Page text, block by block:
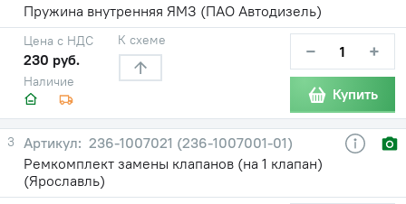
Пружина внутренняя ЯМЗ (ПАО Автодизель)
Наличие
Цена с НДС
230 руб.
К схеме − +
Купить
3
236-1007021 (236-1007001-01)
Ремкомплект замены клапанов (на 1 клапан)
(Ярославль)